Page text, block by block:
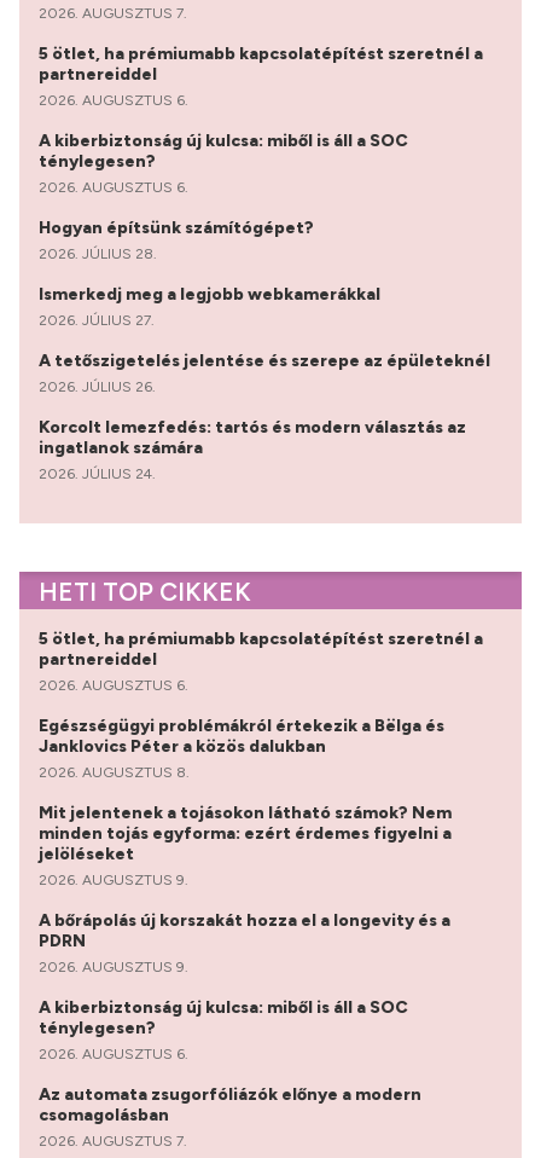
2026. AUGUSZTUS 7.
5 ötlet, ha prémiumabb kapcsolatépítést szeretnél a
partnereiddel
2026. AUGUSZTUS 6.
A kiberbiztonság új kulcsa: miből is áll a SOC
ténylegesen?
2026. AUGUSZTUS 6.
Hogyan építsünk számítógépet?
2026. JÚLIUS 28.
Ismerkedj meg a legjobb webkamerákkal
2026. JÚLIUS 27.
A tetőszigetelés jelentése és szerepe az épületeknél
2026. JÚLIUS 26.
Korcolt lemezfedés: tartós és modern választás az
ingatlanok számára
2026. JÚLIUS 24.
HETI TOP CIKKEK
5 ötlet, ha prémiumabb kapcsolatépítést szeretnél a
partnereiddel
2026. AUGUSZTUS 6.
Egészségügyi problémákról értekezik a Bëlga és
Janklovics Péter a közös dalukban
2026. AUGUSZTUS 8.
Mit jelentenek a tojásokon látható számok? Nem
minden tojás egyforma: ezért érdemes figyelni a
jelöléseket
2026. AUGUSZTUS 9.
A bőrápolás új korszakát hozza el a longevity és a
PDRN
2026. AUGUSZTUS 9.
A kiberbiztonság új kulcsa: miből is áll a SOC
ténylegesen?
2026. AUGUSZTUS 6.
Az automata zsugorfóliázók előnye a modern
csomagolásban
2026. AUGUSZTUS 7.